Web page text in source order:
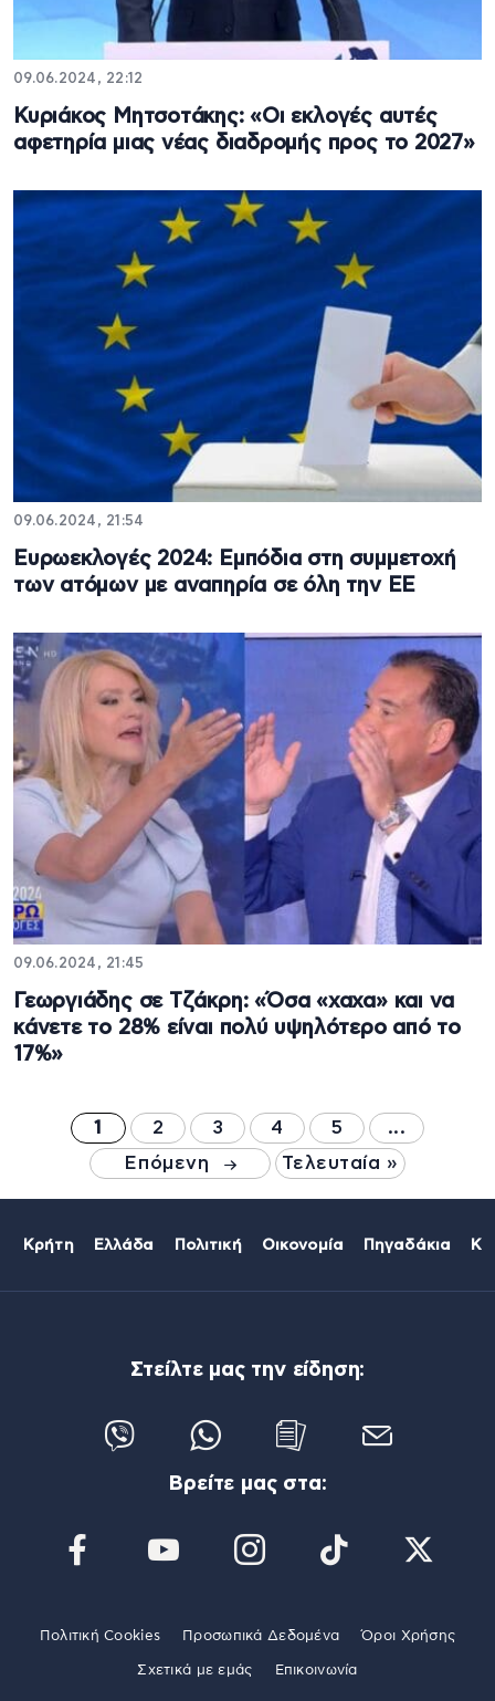
09.06.2024, 22:12
Κυριάκος Μητσοτάκης: «Οι εκλογές αυτές
αφετηρία μιας νέας διαδρομής προς το 2027»
09.06.2024, 21:54
Ευρωεκλογές 2024: Εμπόδια στη συμμετοχή
των ατόμων με αναπηρία σε όλη την ΕΕ
09.06.2024, 21:45
Γεωργιάδης σε Τζάκρη: «Όσα «χαχα» και να
κάνετε το 28% είναι πολύ υψηλότερο από το
17%»
1 2 3 4 5
...
Επόμενη
Τελευταία »
Κρήτη Ελλάδα Πολιτική Οικονομία Πηγαδάκια
Στείλτε μας την είδηση:
Βρείτε μας στα:
Πολιτική Cookies Προσωπικά Δεδομένα Όροι Χρήσης
Σχετικά με εμάς Επικοινωνία